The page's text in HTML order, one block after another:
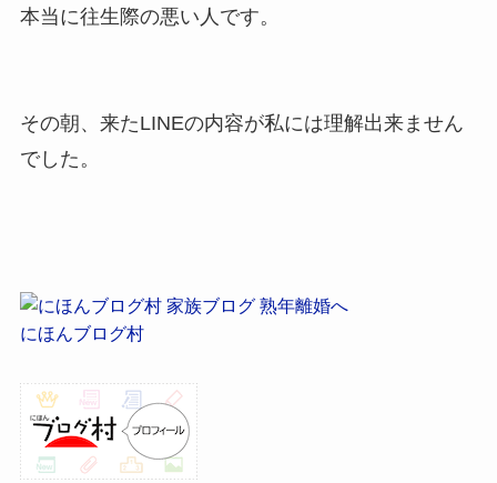
本当に往生際の悪い人です。
その朝、来たLINEの内容が私には理解出来ません
でした。
にほんブログ村